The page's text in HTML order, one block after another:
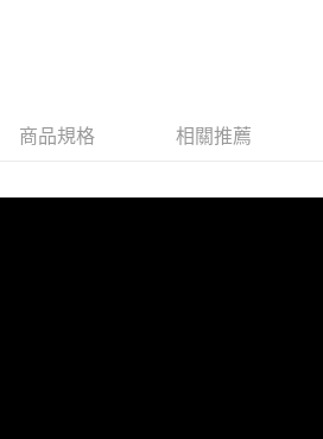
商品規格 相關推薦